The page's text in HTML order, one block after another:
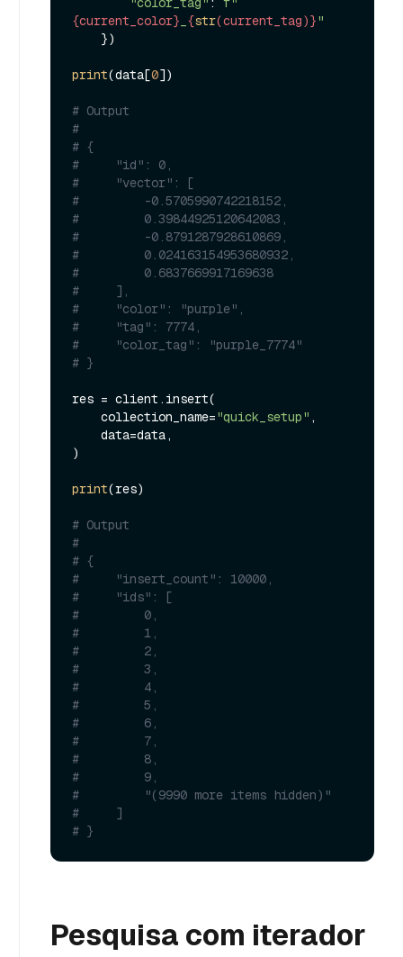
{current_color} {str(current_tag)}"
print(data[0])
# Output
#
# {
#     "id": 0,
#     "vector": [
#         -0.5705990742218152,
#         0.39844925120642083,
#         -0.8791287928610869,
#         0.024163154953680932,
#         0.6837669917169638
#     ],
#     "color": "purple",
#     "tag": 7774,
#     "color_tag": "purple_7774"
# }
res = client.insert(
    collection_name=
"quick_setup" ,
)
print(res)
# Output
#
# {
#     "insert_count": 10000,
#     "ids": [
#         0,
#         1,
#         2,
#         3,
#         4,
#         5,
#         6,
#         7,
#         8,
#         9,
#         "(9990 more items hidden)"
#     ]
# }
Pesquisa com iterador